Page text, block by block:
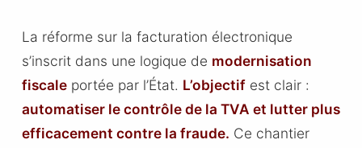
La réforme sur la facturation électronique
s’inscrit dans une logique de modernisation
fiscaleportée par l’État. L’objectifest clair :
automatiser le contrôle de la TVA et lutter plus
efficacement contre la fraude. Ce chantier